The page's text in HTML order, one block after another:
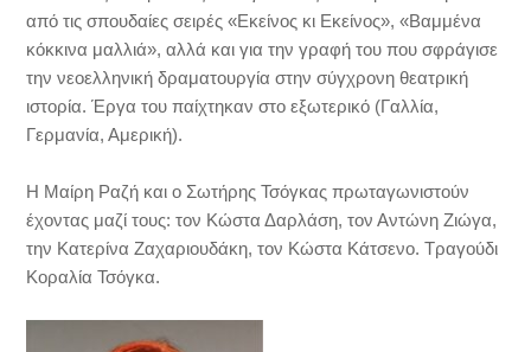
από τις σπουδαίες σειρές «Εκείνος κι Εκείνος», «Βαμμένα
κόκκινα μαλλιά», αλλά και για την γραφή του που σφράγισε
την νεοελληνική δραματουργία στην σύγχρονη θεατρική
ιστορία. Έργα του παίχτηκαν στο εξωτερικό (Γαλλία,
Γερμανία, Αμερική).
Η Μαίρη Ραζή και ο Σωτήρης Τσόγκας πρωταγωνιστούν
έχοντας μαζί τους: τον Κώστα Δαρλάση, τον Αντώνη Ζιώγα,
την Κατερίνα Ζαχαριουδάκη, τον Κώστα Κάτσενο. Τραγούδι
Κοραλία Τσόγκα.